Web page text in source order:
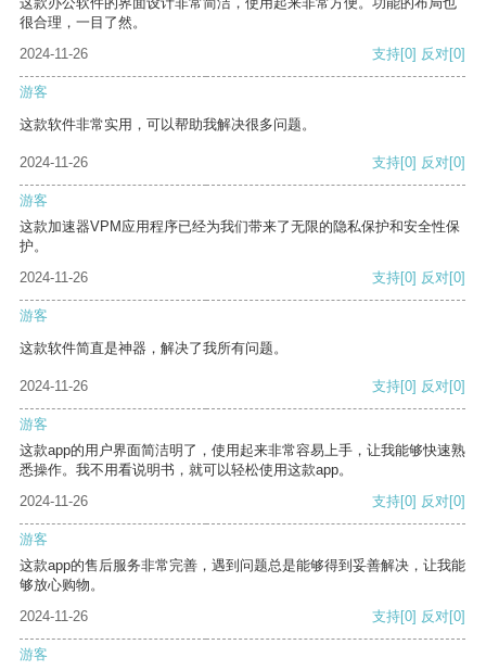
很合理，一目了然。
2024-11-26
支持[0] 反对[0]
游客
这款软件非常实用，可以帮助我解决很多问题。
2024-11-26 支持[0] 反对[0]
游客
这款加速器VPM应用程序已经为我们带来了无限的隐私保护和安全性保
护。
2024-11-26
支持[0] 反对[0]
游客
这款软件简直是神器，解决了我所有问题。
2024-11-26 支持[0] 反对[0]
游客
这款app的用户界面简洁明了，使用起来非常容易上手，让我能够快速熟
悉操作。我不用看说明书，就可以轻松使用这款app。
2024-11-26
支持[0] 反对[0]
游客
这款app的售后服务非常完善，遇到问题总是能够得到妥善解决，让我能
够放心购物。
2024-11-26
支持[0] 反对[0]
游客